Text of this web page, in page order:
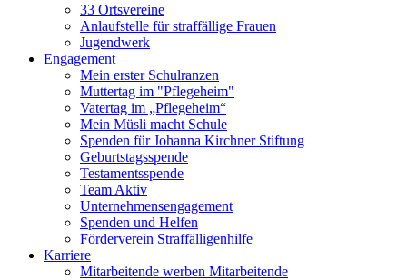
33 Ortsvereine
Anlaufstelle für straffällige Frauen
Jugendwerk
Engagement
Mein erster Schulranzen
Muttertag im "Pflegeheim"
Vatertag im „Pflegeheim“
Mein Müsli macht Schule
Spenden für Johanna Kirchner Stiftung
Geburtstagsspende
Testamentsspende
Team Aktiv
Unternehmensengagement
Spenden und Helfen
Förderverein Straffälligenhilfe
Karriere
Mitarbeitende werben Mitarbeitende